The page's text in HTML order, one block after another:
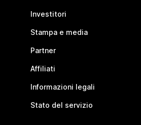
Investitori
Stampa e media
Partner
Affiliati
Informazioni legali
Stato del servizio